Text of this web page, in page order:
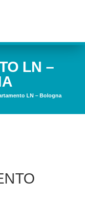
LN –
LN – Bologna